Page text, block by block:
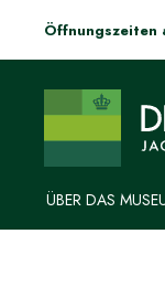
Öffnungszeiten
ÜBER DAS